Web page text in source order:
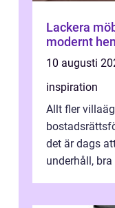
Lackera
modernt
10 augusti
inspiration
Allt fler
det är dags
underhåll,